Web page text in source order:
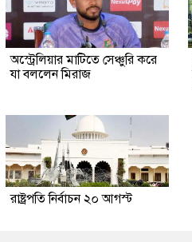
অস্ট্রেলিয়ার মাটিতে সেঞ্চুরি করে
যা বললেন মিরাজ
রাষ্ট্রপতি নির্বাচন ২০ আগস্ট